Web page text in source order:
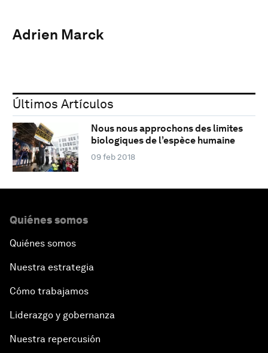
Adrien Marck
Últimos Artículos
Nous nous approchons des limites
biologiques de l’espèce humaine
09 feb 2018
Quiénes somos
Quiénes somos
Nuestra estrategia
Cómo trabajamos
Liderazgo y gobernanza
Nuestra repercusión